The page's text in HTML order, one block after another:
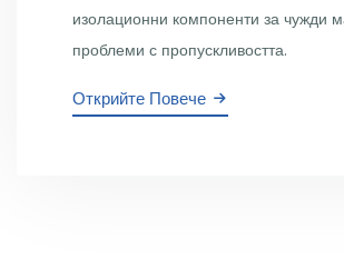
изолационни компоненти за чужди
проблеми с пропускливостта.
Открийте Повече